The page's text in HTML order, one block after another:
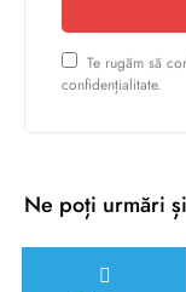
Te rugăm să
confidențialitate.
Ne poți urmări